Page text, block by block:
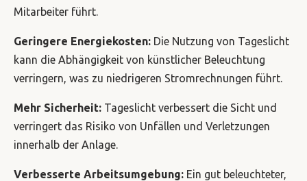
Mitarbeiter führt.
Geringere Energiekosten: Die Nutzung von Tageslicht
kann die Abhängigkeit von künstlicher Beleuchtung
verringern, was zu niedrigeren Stromrechnungen führt.
Mehr Sicherheit: Tageslicht verbessert die Sicht und
verringert das Risiko von Unfällen und Verletzungen
innerhalb der Anlage.
Verbesserte Arbeitsumgebung: Ein gut beleuchteter,